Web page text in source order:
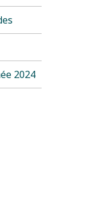
2024